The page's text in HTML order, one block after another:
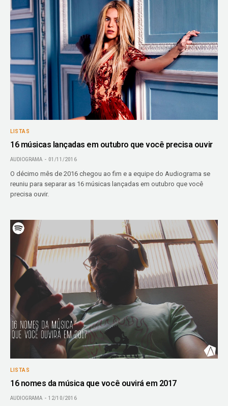
LISTAS
16 músicas lançadas em outubro que você precisa ouvir
AUDIOGRAMA 01/11/2016
O décimo mês de 2016 chegou ao fim e a equipe do Audiograma se
reuniu para separar as 16 músicas lançadas em outubro que você
precisa ouvir.
LISTAS
16 nomes da música que você ouvirá em 2017
AUDIOGRAMA 12/10/2016